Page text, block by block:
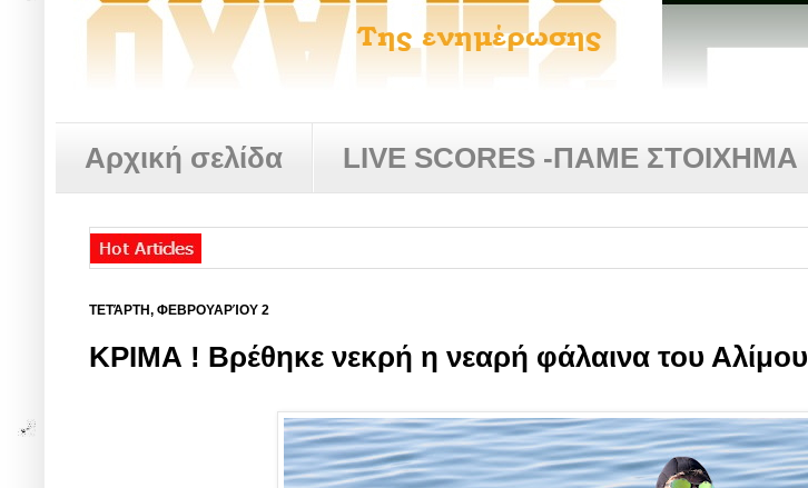
Αρχική σελίδα LIVE SCORES -ΠΑΜΕ ΣΤΟΙΧΗΜΑ
ΤΕΤΆΡΤΗ, ΦΕΒΡΟΥΑΡΊΟΥ 2
ΚΡΙΜΑ ! Βρέθηκε νεκρή η νεαρή φάλαινα του Αλίμου